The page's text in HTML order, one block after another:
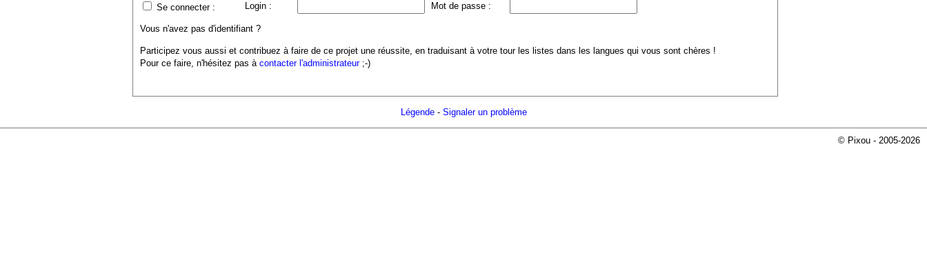
Se connecter : Login : Mot de passe :
Vous n'avez pas d'identifiant ?
Participez vous aussi et contribuez à faire de ce projet une réussite, en traduisant à votre tour les listes dans les langues qui vous sont chères !
Pour ce faire, n'hésitez pas à contacter l'administrateur;-)
Légende- Signaler un problème
© Pixou - 2005-2026